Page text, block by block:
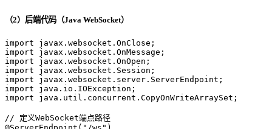
（2）后端代码（Java WebSocket）
import
import
import
import
import
import
import java.util.concurrent.CopyOnWriteArraySet;
// 定义WebSocket端点路径